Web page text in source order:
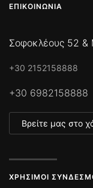
ΕΠΙΚΟΙΝΩΝΊΑ
Σοφοκλέους 52
+30 2152158888
+30 6982158888
Βρείτε μας στο
ΧΡΉΣΙΜΟΙ